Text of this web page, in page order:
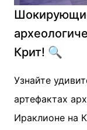
Крит! 🔍
Узнайте
артефактах
Ираклионе на